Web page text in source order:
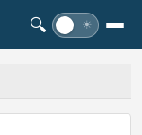
🔍 ☀